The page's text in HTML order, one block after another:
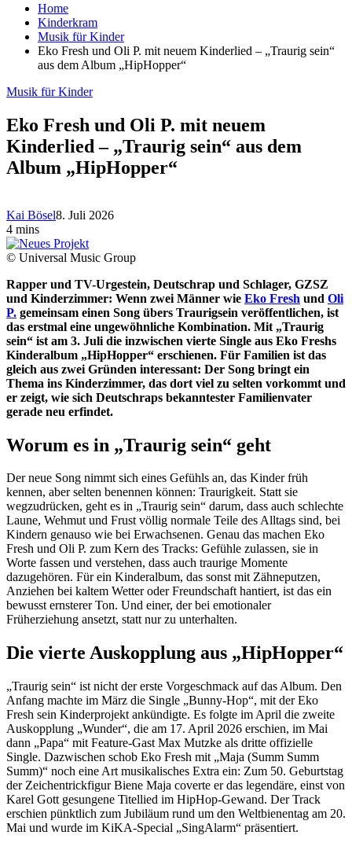
Home
Kinderkram
Musik für Kinder
Eko Fresh und Oli P. mit neuem Kinderlied – „Traurig sein“
aus dem Album „HipHopper“
Musik für Kinder
Eko Fresh und Oli P. mit neuem
Kinderlied – „Traurig sein“ aus dem
Album „HipHopper“
Kai Bösel8. Juli 2026
4 mins
© Universal Music Group
Rapper und TV-Urgestein, Deutschrap und Schlager, GZSZ
und Kinderzimmer: Wenn zwei Männer wie Eko Fresh und Oli
P. gemeinsam einen Song übers Traurigsein veröffentlichen, ist
das erstmal eine ungewöhnliche Kombination. Mit „Traurig
sein“ ist am 3. Juli die inzwischen vierte Single aus Eko Freshs
Kinderalbum „HipHopper“ erschienen. Für Familien ist das
gleich aus zwei Gründen interessant: Der Song bringt ein
Thema ins Kinderzimmer, das dort viel zu selten vorkommt und
er zeigt, wie sich Deutschraps bekanntester Familienvater
gerade neu erfindet.
Worum es in „Traurig sein“ geht
Der neue Song nimmt sich eines Gefühls an, das Kinder früh
kennen, aber selten benennen können: Traurigkeit. Statt sie
wegzudrücken, geht es in „Traurig sein“ darum, dass auch schlechte
Laune, Wehmut und Frust völlig normale Teile des Alltags sind, bei
Kindern genauso wie bei Erwachsenen. Genau das machen Eko
Fresh und Oli P. zum Kern des Tracks: Gefühle zulassen, sie in
Worte fassen und verstehen, dass auch traurige Momente
dazugehören. Für ein Kinderalbum, das sonst mit Zähneputzen,
Anziehen bei kaltem Wetter oder Freundschaft hantiert, ist das ein
bewusst ernsterer Ton. Und einer, der bei emotionaler
Früherziehung ansetzt, statt nur zu unterhalten.
Die vierte Auskopplung aus „HipHopper“
„Traurig sein“ ist nicht der erste Vorgeschmack auf das Album. Den
Anfang machte im März die Single „Bunny-Hop“, mit der Eko
Fresh sein Kinderprojekt ankündigte. Es folgte im April die zweite
Auskopplung „Wunder“, die am 17. April 2026 erschien, im Mai
dann „Papa“ mit Feature-Gast Max Mutzke als dritte offizielle
Single. Dazwischen schob Eko Fresh mit „Maja (Summ Summ
Summ)“ noch eine Art musikalisches Extra ein: Zum 50. Geburtstag
der Zeichentrickfigur Biene Maja coverte er das legendäre, einst von
Karel Gott gesungene Titellied im HipHop-Gewand. Der Track
erschien pünktlich zum Jubiläum rund um den Weltbienentag am 20.
Mai und wurde im KiKA-Special „SingAlarm“ präsentiert.